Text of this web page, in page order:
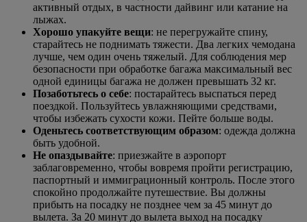
активный отдых, в частности дайвинг или катание на
лыжах.
Хорошо упакуйте вещи: не перегружайте спину,
старайтесь не поднимать тяжести. Два легких чемодана
лучше, чем один очень тяжелый. Для соблюдения мер
безопасности при обработке багажа максимальный вес
одной единицы багажа не должен превышать 32 кг.
Позаботьтесь о себе: постарайтесь выспаться перед
поездкой. Пользуйтесь увлажняющими средствами,
чтобы избежать сухости кожи. Пейте больше воды.
Оденьтесь соответствующим образом: одежда должна
быть удобной.
Не опаздывайте: приезжайте в аэропорт
заблаговременно, чтобы вовремя пройти регистрацию,
паспортный и иммиграционный контроль. После этого
спокойно продолжайте путешествие. Вы должны
прибыть на посадку не позднее чем за 45 минут до
вылета. За 20 минут до вылета выход на посадку